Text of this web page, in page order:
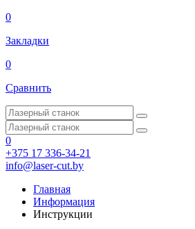
0
Закладки
0
Сравнить
0
+375 17 336-34-21
info@laser-cut.by
Главная
Информация
Инструкции